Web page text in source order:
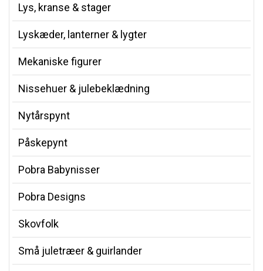
Lys, kranse & stager
Lyskæder, lanterner & lygter
Mekaniske figurer
Nissehuer & julebeklædning
Nytårspynt
Påskepynt
Pobra Babynisser
Pobra Designs
Skovfolk
Små juletræer & guirlander